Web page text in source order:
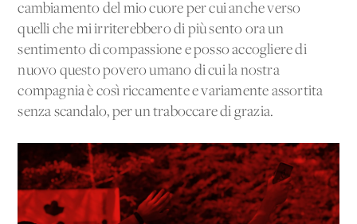
cambiamento del mio cuore per cui anche verso
quelli che mi irriterebbero di più sento ora un
sentimento di compassione e posso accogliere di
nuovo questo povero umano di cui la nostra
compagnia è così riccamente e variamente assortita
senza scandalo, per un traboccare di grazia.